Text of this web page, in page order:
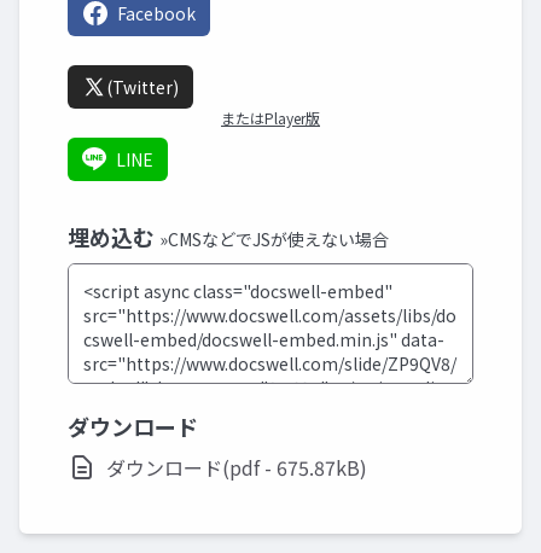
Facebook
(Twitter)
またはPlayer版
LINE
埋め込む »CMSなどでJSが使えない場合
ダウンロード
ダウンロード(pdf - 675.87kB)